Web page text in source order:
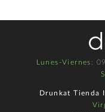
Lunes-Viernes :
Drunkat Tienda